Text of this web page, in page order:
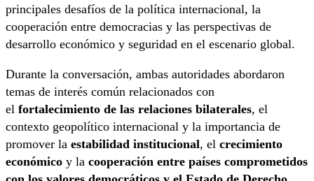
principales desafíos de la política internacional, la
cooperación entre democracias y las perspectivas de
desarrollo económico y seguridad en el escenario global.
Durante la conversación, ambas autoridades abordaron
temas de interés común relacionados con
el fortalecimiento de las relaciones bilaterales, el
contexto geopolítico internacional y la importancia de
promover la estabilidad institucional, el crecimiento
económico y la cooperación entre países comprometidos